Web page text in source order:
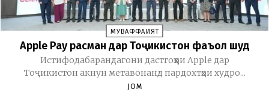
МУВАФФАҚИЯТ
Apple Pay расман дар Тоҷикистон фаъол шуд
Истифодабарандагони дастгоҳҳои Apple дар
Тоҷикистон акнун метавонанд пардохтҳои худро...
JOM